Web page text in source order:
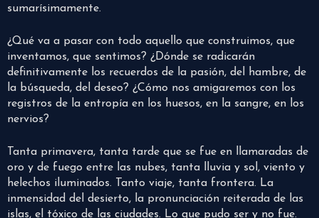
sumarísimamente.
¿Qué va a pasar con todo aquello que construimos, que
inventamos, que sentimos? ¿Dónde se radicarán
definitivamente los recuerdos de la pasión, del hambre, de
la búsqueda, del deseo? ¿Cómo nos amigaremos con los
registros de la entropía en los huesos, en la sangre, en los
nervios?
Tanta primavera, tanta tarde que se fue en llamaradas de
oro y de fuego entre las nubes, tanta lluvia y sol, viento y
helechos iluminados. Tanto viaje, tanta frontera. La
inmensidad del desierto, la pronunciación reiterada de las
islas, el tóxico de las ciudades. Lo que pudo ser y no fue.